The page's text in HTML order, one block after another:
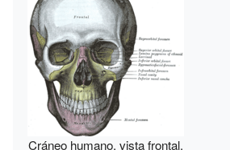
Cráneo humano, vista frontal.